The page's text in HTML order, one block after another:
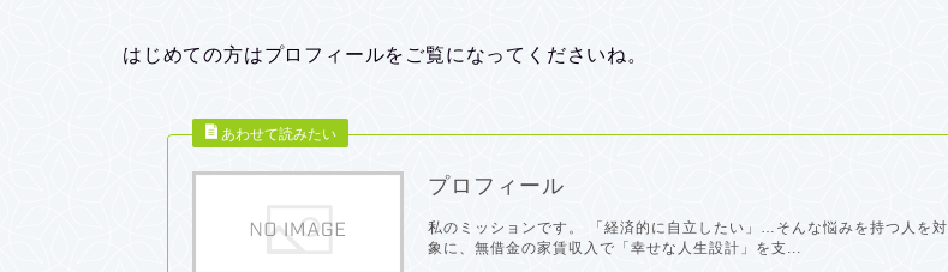
はじめての方はプロフィールをご覧になってくださいね。
プロフィール
私のミッションです。 「経済的に自立したい」…そんな悩みを持つ人を対
象に、無借金の家賃収入で「幸せな人生設計」を支...